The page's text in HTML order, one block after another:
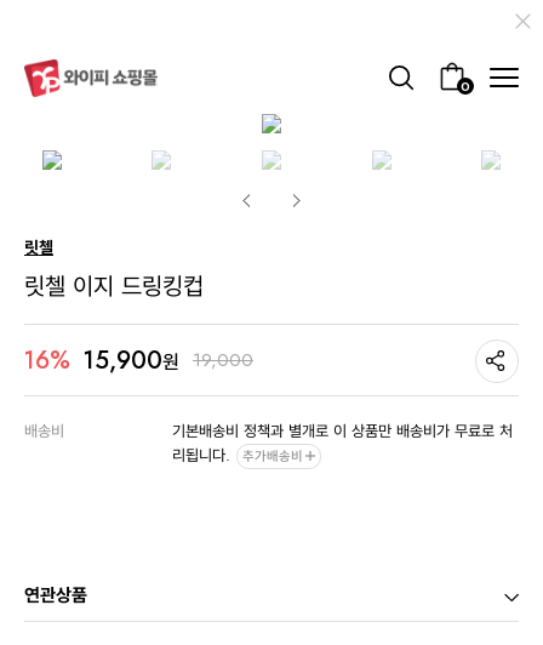
0
릿첼
릿첼 이지 드링킹컵
16% 15,900원 19,000
배송비
기본배송비 정책과 별개로 이 상품만 배송비가 무료로 처
리됩니다.
추가배송비
연관상품